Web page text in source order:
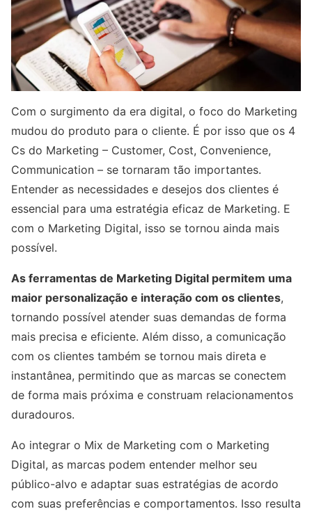
Com o surgimento da era digital, o foco do Marketing
mudou do produto para o cliente. É por isso que os 4
Cs do Marketing – Customer, Cost, Convenience,
Communication – se tornaram tão importantes.
Entender as necessidades e desejos dos clientes é
essencial para uma estratégia eficaz de Marketing. E
com o Marketing Digital, isso se tornou ainda mais
possível.
As ferramentas de Marketing Digital permitem uma
maior personalização e interação com os clientes,
tornando possível atender suas demandas de forma
mais precisa e eficiente. Além disso, a comunicação
com os clientes também se tornou mais direta e
instantânea, permitindo que as marcas se conectem
de forma mais próxima e construam relacionamentos
duradouros.
Ao integrar o Mix de Marketing com o Marketing
Digital, as marcas podem entender melhor seu
público-alvo e adaptar suas estratégias de acordo
com suas preferências e comportamentos. Isso resulta